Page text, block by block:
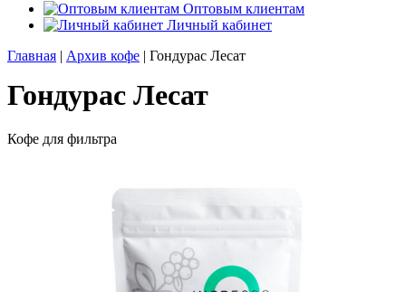
Оптовым клиентам
Личный кабинет
Главная | Архив кофе | Гондурас Лесат
Гондурас Лесат
Кофе для фильтра